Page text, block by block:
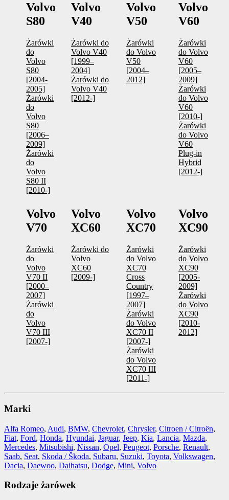
Volvo
S80
Żarówki
do
Volvo
S80
[2004-
2005]
Żarówki
do
Volvo
S80
[2006–
2009]
Żarówki
do
Volvo
S80 II
[2010-]
Volvo
V40
Żarówki do
Volvo V40
[1999–
2004]
Żarówki do
Volvo V40
[2012-]
Volvo
V50
Żarówki
do Volvo
V50
[2004–
2012]
Volvo
V60
Żarówki
do Volvo
V60
[2005–
2009]
Żarówki
do Volvo
V60
[2010-]
Żarówki
do Volvo
V60
Plug-in
Hybrid
[2012-]
Volvo
V70
Żarówki
do
Volvo
V70 II
[2000–
2007]
Żarówki
do
Volvo
V70 III
[2007-]
Volvo
XC60
Żarówki do
Volvo
XC60
[2009-]
Volvo
XC70
Żarówki
do Volvo
XC70
Cross
Country
[1997–
2007]
Żarówki
do Volvo
XC70 II
[2007-]
Żarówki
do Volvo
XC70 III
[2011-]
Volvo
XC90
Żarówki
do Volvo
XC90
[2005-
2009]
Żarówki
do Volvo
XC90
[2010-
2012]
Marki
Alfa Romeo, Audi, BMW, Chevrolet, Chrysler, Citroen / Citroën,
Fiat, Ford, Honda, Hyundai, Jaguar, Jeep, Kia, Lancia, Mazda,
Mercedes, Mitsubishi, Nissan, Opel, Peugeot, Porsche, Renault,
Saab, Seat, Skoda / Škoda, Subaru, Suzuki, Toyota, Volkswagen,
Dacia, Daewoo, Daihatsu, Dodge, Mini, Volvo
Rodzaje żarówek